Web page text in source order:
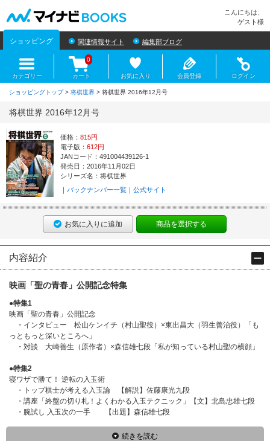
こんにちは、
ゲスト様
ショッピング 関連情報サイト 編集部ブログ
カテゴリー カート
0
お気に入り 会員登録 ログイン
ショッピングトップ> 将棋世界 > 将棋世界 2016年12月号
将棋世界 2016年12月号
価格： 815円
電子版： 612円
JANコード：491004439126-1
発売日：2016年11月02日
シリーズ名：将棋世界
バックナンバー一覧
公式サイト
お気に入りに追加 商品を選択する
内容紹介
映画「聖の青春」公開記念特集
●特集1
映画「聖の青春」公開記念
・インタビュー 松山ケンイチ（村山聖役）×東出昌大（羽生善治役）「も
っともっと深いところへ」
・対談 大崎善生（原作者）×森信雄七段「私が知っている村山聖の横顔」
●特集2
寝ワザで勝て！ 逆転の入玉術
・トップ棋士が考える入玉論 【解説】佐藤康光九段
・講座「終盤の切り札！よくわかる入玉テクニック」【文】北島忠雄七段
・腕試し 入玉次の一手 【出題】森信雄七段
続きを読む